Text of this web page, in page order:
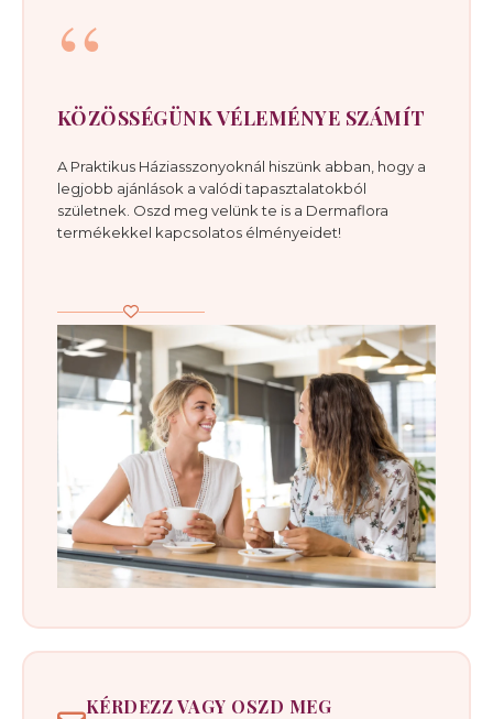
“
KÖZÖSSÉGÜNK VÉLEMÉNYE SZÁMÍT
A Praktikus Háziasszonyoknál hiszünk abban, hogy a
legjobb ajánlások a valódi tapasztalatokból
születnek. Oszd meg velünk te is a Dermaflora
termékekkel kapcsolatos élményeidet!
KÉRDEZZ VAGY OSZD MEG